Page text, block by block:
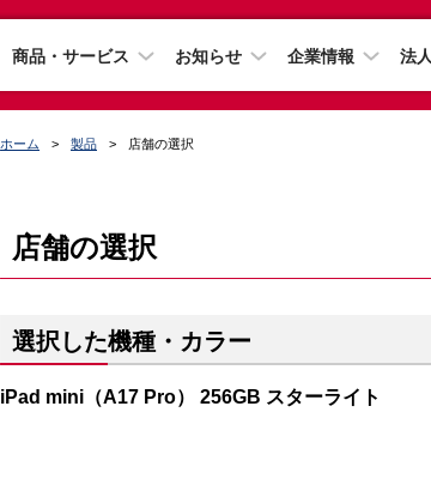
商品・サービス お知らせ 企業情報 法
ホーム 製品 店舗の選択
店舗の選択
選択した機種・カラー
iPad mini（A17 Pro） 256GB スターライト